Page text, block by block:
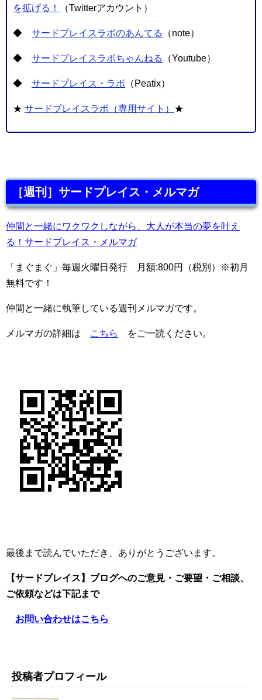
を拡げる！ （Twitterアカウント）
◆ サードプレイスラボのあんてる （note）
◆ サードプレイスラボちゃんねる （Youtube）
◆ サードプレイス・ラボ （Peatix）
★ サードプレイスラボ（専用サイト） ★
［週刊］サードプレイス・メルマガ
仲間と一緒にワクワクしながら、大人が本当の夢を叶え
る！サードプレイス・メルマガ
「まぐまぐ」毎週火曜日発行 月額:800円（税別）※初月
無料です！
仲間と一緒に執筆している週刊メルマガです。
メルマガの詳細は こちら をご一読ください。
最後まで読んでいただき、ありがとうございます。
【サードプレイス】ブログへのご意見・ご要望・ご相談、
ご依頼などは下記まで
お問い合わせはこちら
投稿者プロフィール